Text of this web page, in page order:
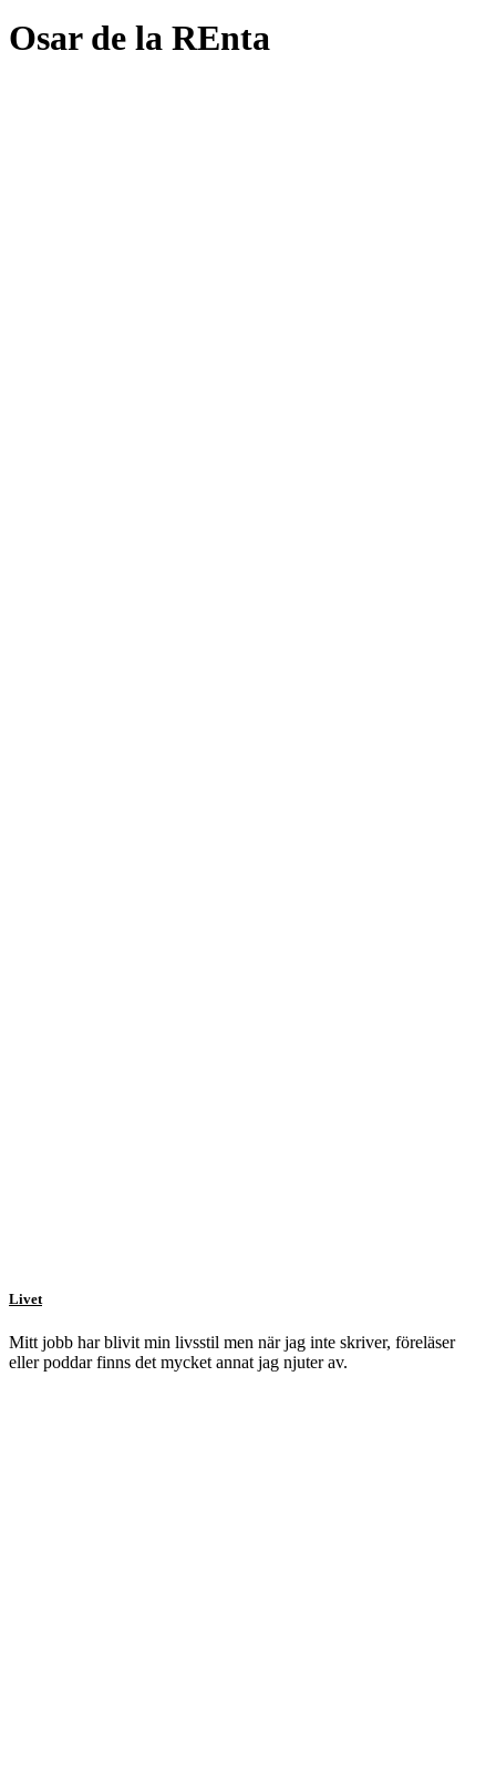
Osar de la REnta
Livet
Mitt jobb har blivit min livsstil men när jag inte skriver, föreläser
eller poddar finns det mycket annat jag njuter av.